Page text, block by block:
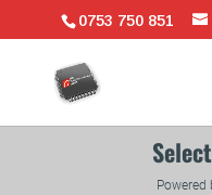
0753 750 851